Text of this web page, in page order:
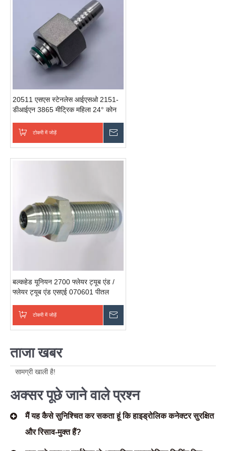
20511 एसएस स्टेनलेस आईएसओ 2151-
डीआईएन 3865 मीट्रिक महिला 24° कोन
टोकरी में जोड़ें
बल्कहेड यूनियन 2700 फ्लेयर ट्यूब एंड /
फ्लेयर ट्यूब एंड एसएई 070601 पीतल
टोकरी में जोड़ें
ताजा खबर
सामग्री खाली है!
अक्सर पूछे जाने वाले प्रश्न
मैं यह कैसे सुनिश्चित कर सकता हूं कि हाइड्रोलिक कनेक्टर सुरक्षित
और रिसाव-मुक्त हैं?